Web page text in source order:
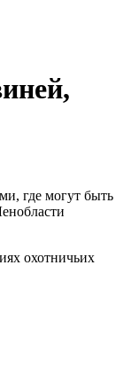
где могут быть
охотничьих